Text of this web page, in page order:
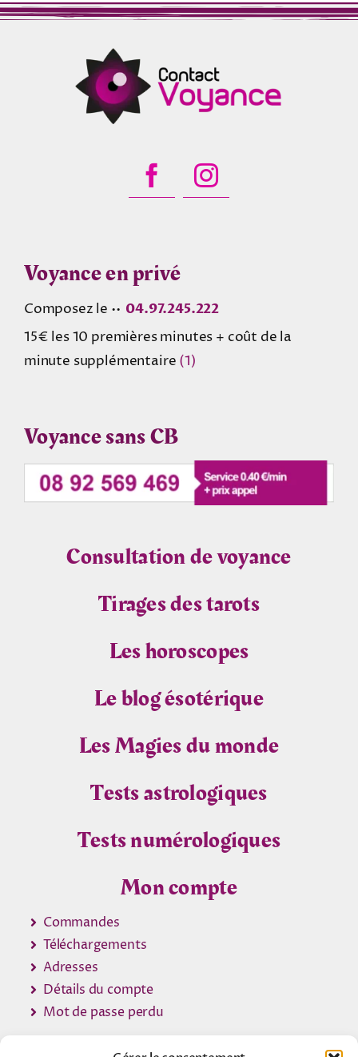
Voyance en privé
Composez le •• 04.97.245.222
15€ les 10 premières minutes + coût de la
minute supplémentaire (1)
Voyance sans CB
Consultation de voyance
Tirages des tarots
Les horoscopes
Le blog ésotérique
Les Magies du monde
Tests astrologiques
Tests numérologiques
Mon compte
Commandes
Téléchargements
Adresses
Détails du compte
Mot de passe perdu